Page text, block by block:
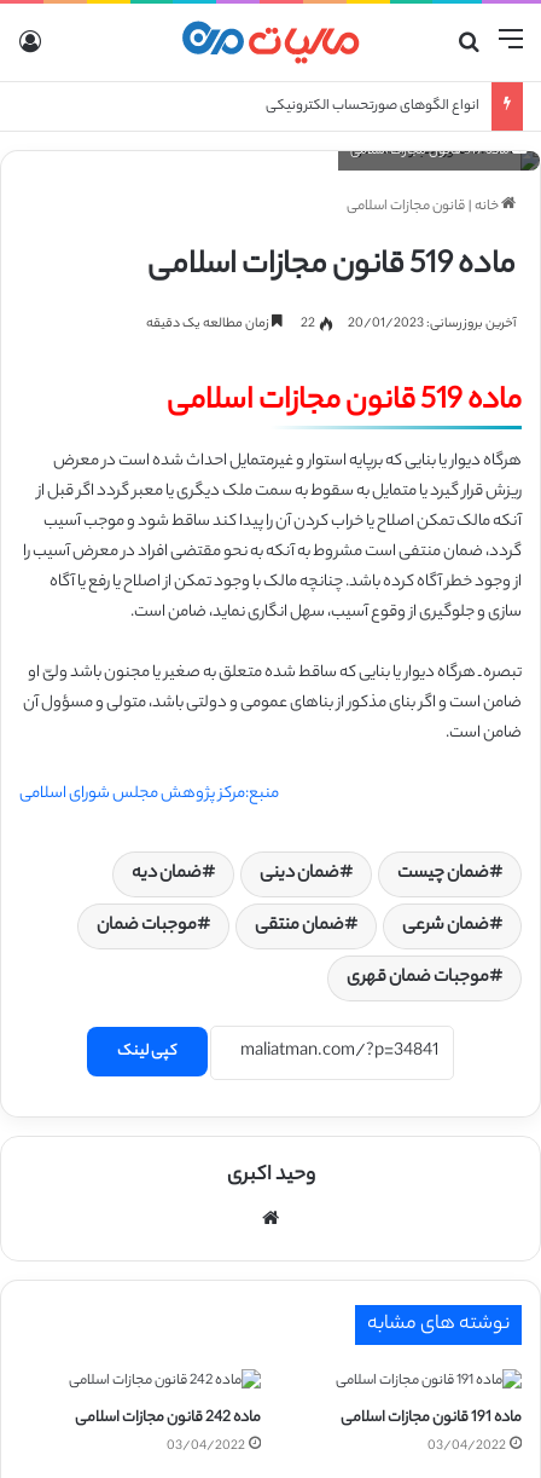
منو
انواع الگوهای صورتحساب الکترونیکی
ماده 519 قانون مجازات اسلامی
خانه|قانون مجازات اسلامی
ماده 519 قانون مجازات اسلامی
آخرین بروزرسانی: 20/01/2023 22 زمان مطالعه یک دقیقه
ماده 519 قانون مجازات اسلامی
هرگاه دیوار یا بنایی که برپایه استوار و غیرمتمایل احداث شده است در معرض
ریزش قرار گیرد یا متمایل به سقوط به سمت ملک دیگری یا معبر گردد اگر قبل از
آنکه مالک تمکن اصلاح یا خراب کردن آن را پیدا کند ساقط شود و موجب آسیب
گردد، ضمان منتفی است مشروط به آنکه به نحو مقتضی افراد در معرض آسیب را
از وجود خطر آگاه کرده باشد. چنانچه مالک با وجود تمکن از اصلاح یا رفع یا آگاه
سازی و جلوگیری از وقوع آسیب، سهل انگاری نماید، ضامن است.
تبصره ـ هرگاه دیوار یا بنایی که ساقط شده متعلق به صغیر یا مجنون باشد ولیّ او
ضامن است و اگر بنای مذکور از بناهای عمومی و دولتی باشد، متولی و مسؤول آن
ضامن است.
منبع:مرکز پژوهش مجلس شورای اسلامی
ضمان چیست ضمان دینی
ضمان دیه
ضمان شرعی
ضمان منتقی
موجبات ضمان
موجبات ضمان قهری
کپی لینک
وحید اکبری
نوشته های مشابه
ماده 191 قانون مجازات اسلامی
03/04/2022
ماده 242 قانون مجازات اسلامی
03/04/2022